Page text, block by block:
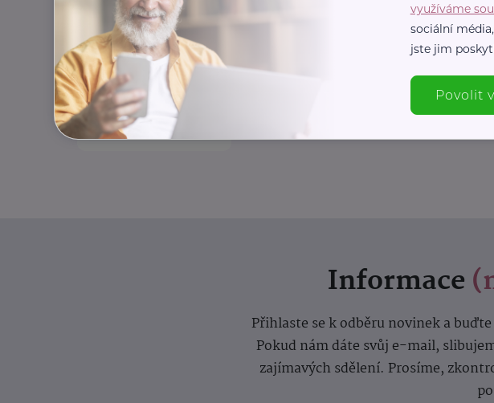
Pojištění a finance
Pro pečující
Zaměstnání a právní
rovnováha
Odlehčovací služba
info@vzdelaniprovas.cz
Informace
Přihlaste se k odběru novinek a
Pokud nám dáte svůj e-mail,
zajímavých sdělení. Prosíme,
využíváme
sociální
jste jim
Povolit